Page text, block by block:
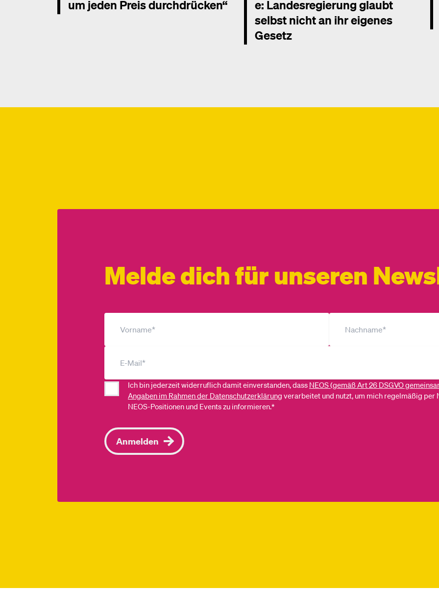
um jeden Preis durchdrücken“
e: Landesregierung glaubt
selbst nicht an ihr eigenes
Gesetz
Melde dich für unseren
Ich bin jederzeit widerruflich damit einverstanden, dass NEOS (gemäß Art 26 DSGVO
Angaben im Rahmen der Datenschutzerklärung verarbeitet und nutzt, um mich regelmäßig per
NEOS-Positionen und Events zu informieren.*
Anmelden